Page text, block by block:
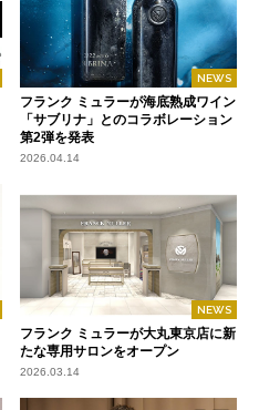
NEWS
フランク ミュラーが海底熟成ワイン
「サブリナ」とのコラボレーション
第2弾を発表
2026.04.14
NEWS
フランク ミュラーが大丸東京店に新
たな専用サロンをオープン
2026.03.14